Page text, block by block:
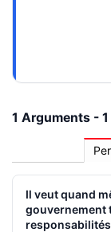
1 Arguments -
Il veut quand
gouvernement